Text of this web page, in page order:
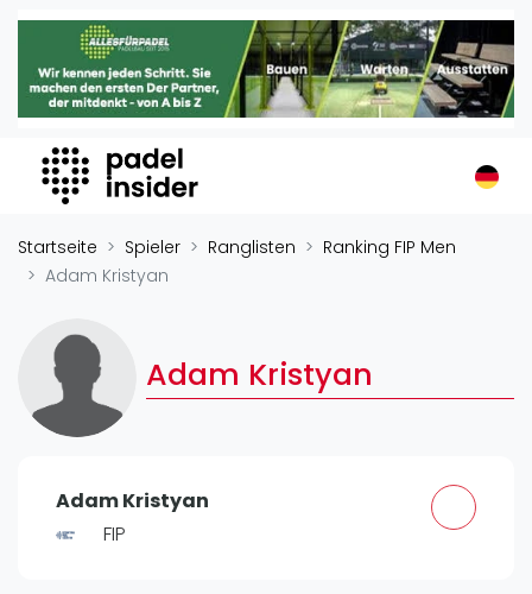
Padel Insider
Home
Organisationen
Buchungssysteme
Padel-Shops
Padel-Marken
Verschiedenes
Veranstaltungen
Turniere
Playtomic
Startseite Spieler Ranglisten
Ranking FIP Men
Adam Kristyan
Adam Kristyan
Adam Kristyan
FIP